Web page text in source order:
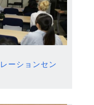
ーションセン